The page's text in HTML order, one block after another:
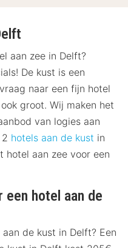
aan zee in Delft?
De kust is een
naar een fijn hotel
groot. Wij maken het
van logies aan
hotels aan de kust in
hotel aan zee voor een
hotel aan de
de kust in Delft? Een